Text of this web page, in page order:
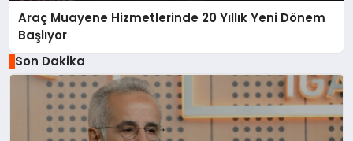
Araç Muayene Hizmetlerinde 20 Yıllık Yeni Dönem
Başlıyor
Son Dakika